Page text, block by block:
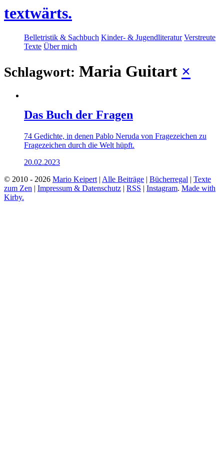
textwärts.
Belletristik & Sachbuch Kinder- & Jugendliteratur Verstreute
Texte Über mich
Schlagwort: Maria Guitart ×
Das Buch der Fragen
74 Gedichte, in denen Pablo Neruda von Fragezeichen zu
Fragezeichen durch die Welt hüpft.
20.02.2023
© 2010 - 2026 Mario Keipert | Alle Beiträge | Bücherregal | Texte
zum Zen | Impressum & Datenschutz | RSS | Instagram. Made with
Kirby.